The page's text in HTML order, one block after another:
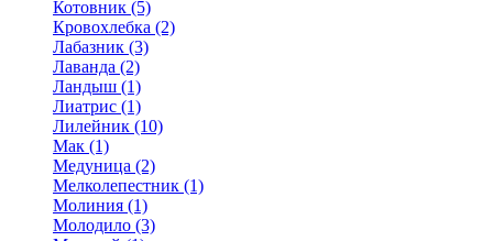
Котовник (5)
Кровохлебка (2)
Лабазник (3)
Лаванда (2)
Ландыш (1)
Лиатрис (1)
Лилейник (10)
Мак (1)
Медуница (2)
Мелколепестник (1)
Молиния (1)
Молодило (3)